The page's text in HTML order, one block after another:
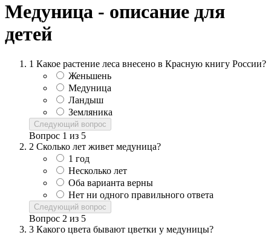
Медуница - описание для
детей
1 Какое растение леса внесено в Красную книгу России?
Женьшень
Медуница
Ландыш
Земляника
Следующий вопрос
Вопрос 1 из 5
2 Сколько лет живет медуница?
1 год
Несколько лет
Оба варианта верны
Нет ни одного правильного ответа
Следующий вопрос
Вопрос 2 из 5
3 Какого цвета бывают цветки у медуницы?